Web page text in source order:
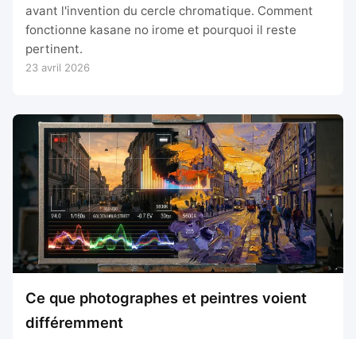
avant l'invention du cercle chromatique. Comment
fonctionne kasane no irome et pourquoi il reste
pertinent.
23 avril 2026
Ce que photographes et peintres voient
différemment